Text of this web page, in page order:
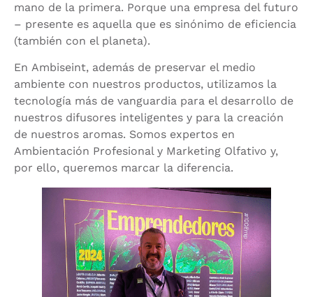
mano de la primera. Porque una empresa del futuro
– presente es aquella que es sinónimo de eficiencia
(también con el planeta).
En Ambiseint, además de preservar el medio
ambiente con nuestros productos, utilizamos la
tecnología más de vanguardia para el desarrollo de
nuestros difusores inteligentes y para la creación
de nuestros aromas. Somos expertos en
Ambientación Profesional y Marketing Olfativo y,
por ello, queremos marcar la diferencia.